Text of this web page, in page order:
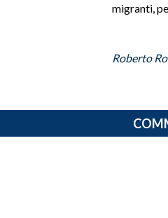
migranti,
Roberto